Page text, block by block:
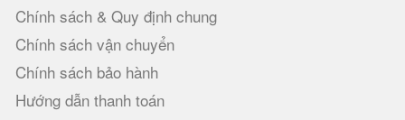
Chính sách & Quy định chung
Chính sách vận chuyển
Chính sách bảo hành
Hướng dẫn thanh toán